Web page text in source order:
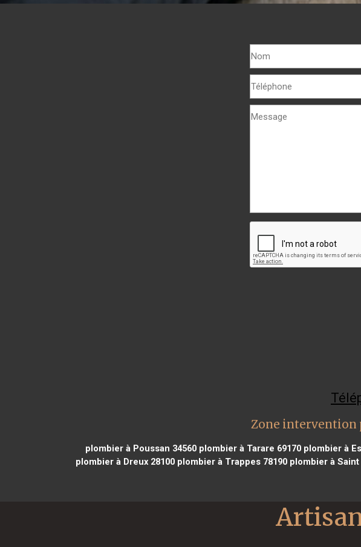
Zone intervention
plombier à Poussan 34560plombier à Tarare 69170plombier à
plombier à Dreux 28100plombier à Trappes 78190plombier à Saint